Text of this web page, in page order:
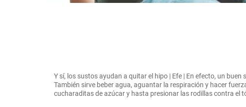
Y sí, los sustos ayudan a quitar el hipo | Efe | En efecto, un buen
También sirve beber agua, aguantar la respiración y hacer
cucharaditas de azúcar y hasta presionar las rodillas contra el